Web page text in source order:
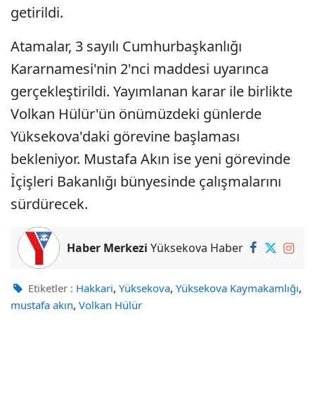
getirildi.
Atamalar, 3 sayılı Cumhurbaşkanlığı
Kararnamesi'nin 2'nci maddesi uyarınca
gerçekleştirildi. Yayımlanan karar ile birlikte
Volkan Hülür'ün önümüzdeki günlerde
Yüksekova'daki görevine başlaması
bekleniyor. Mustafa Akın ise yeni görevinde
İçişleri Bakanlığı bünyesinde çalışmalarını
sürdürecek.
Haber Merkezi Yüksekova Haber
Etiketler : Hakkari, Yüksekova, Yüksekova Kaymakamlığı,
mustafa akın, Volkan Hülür